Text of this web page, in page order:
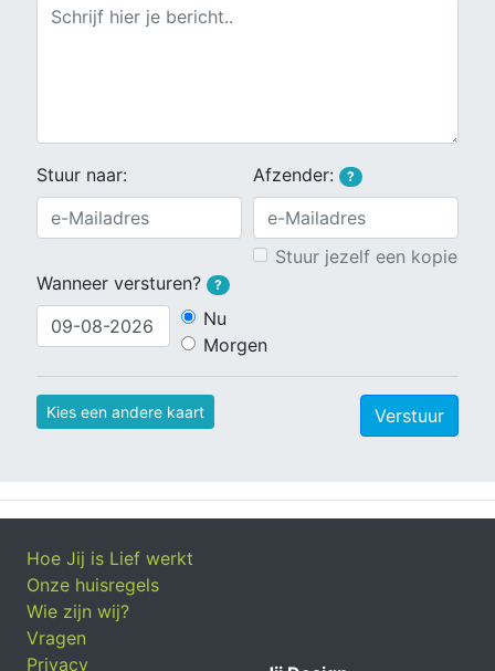
Stuur naar: Afzender: ?
Stuur jezelf een kopie
Wanneer versturen?
?
Nu
Morgen
Kies een andere kaart Verstuur
Hoe Jij is Lief werkt
Onze huisregels
Wie zijn wij?
Vragen
Privacy